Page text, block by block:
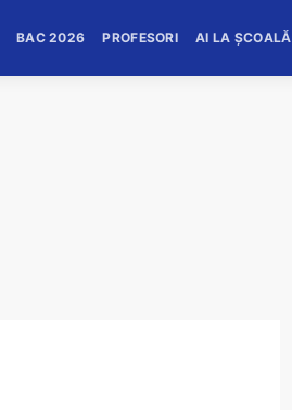
BAC 2026 PROFESORI AI LA ȘCOALĂ